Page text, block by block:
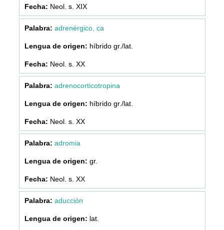
Neol. s. XIX
adrenérgico, ca
híbrido gr./lat.
Neol. s. XX
adrenocorticotropina
híbrido gr./lat.
Neol. s. XX
adromia
gr.
Neol. s. XX
aducción
lat.